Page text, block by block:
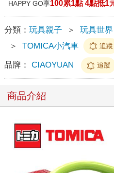
HAPPY GO享100累1點 4點抵1
分類： 玩具親子 ＞ 玩具世界
＞
TOMICA小汽車 追蹤
品牌： CIAOYUAN 追蹤
商品介紹